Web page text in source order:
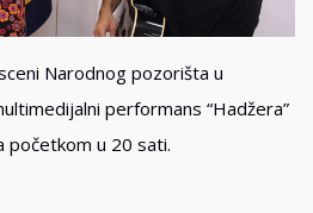
Narodnog pozorišta u
performans “Hadžera”
početkom u 20 sati.